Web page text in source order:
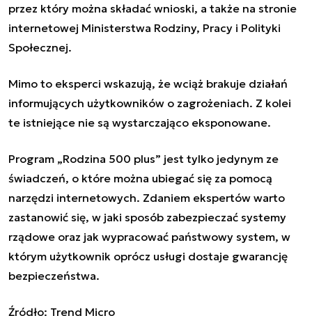
przez który można składać wnioski, a także na stronie
internetowej Ministerstwa Rodziny, Pracy i Polityki
Społecznej.
Mimo to eksperci wskazują, że wciąż brakuje działań
informujących użytkowników o zagrożeniach. Z kolei
te istniejące nie są wystarczająco eksponowane.
Program „Rodzina 500 plus” jest tylko jedynym ze
świadczeń, o które można ubiegać się za pomocą
narzędzi internetowych. Zdaniem ekspertów warto
zastanowić się, w jaki sposób zabezpieczać systemy
rządowe oraz jak wypracować państwowy system, w
którym użytkownik oprócz usługi dostaje gwarancję
bezpieczeństwa.
Źródło: Trend Micro